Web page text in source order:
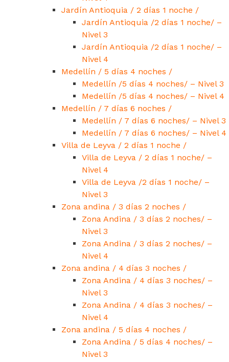
Jardín Antioquia / 2 días 1 noche /
Jardín Antioquia /2 días 1 noche/ –
Nivel 3
Jardín Antioquia /2 días 1 noche/ –
Nivel 4
Medellín / 5 días 4 noches /
Medellín /5 días 4 noches/ – Nivel 3
Medellín /5 días 4 noches/ – Nivel 4
Medellín / 7 días 6 noches /
Medellín / 7 días 6 noches/ – Nivel 3
Medellín / 7 días 6 noches/ – Nivel 4
Villa de Leyva / 2 días 1 noche /
Villa de Leyva / 2 días 1 noche/ –
Nivel 4
Villa de Leyva /2 días 1 noche/ –
Nivel 3
Zona andina / 3 días 2 noches /
Zona Andina / 3 días 2 noches/ –
Nivel 3
Zona Andina / 3 días 2 noches/ –
Nivel 4
Zona andina / 4 días 3 noches /
Zona Andina / 4 días 3 noches/ –
Nivel 3
Zona Andina / 4 días 3 noches/ –
Nivel 4
Zona andina / 5 días 4 noches /
Zona Andina / 5 días 4 noches/ –
Nivel 3